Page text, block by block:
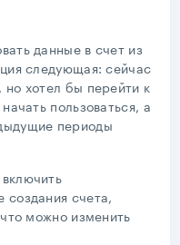
данные в счет из
следующая: сейчас
хотел бы перейти к
пользоваться, а
периоды
счета,
можно изменить